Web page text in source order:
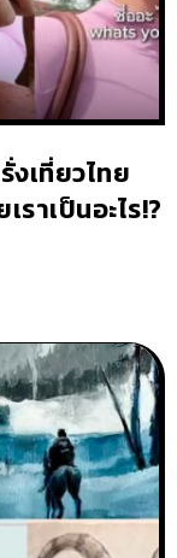
เที่ยวไทย
าเป็นอะไร!?